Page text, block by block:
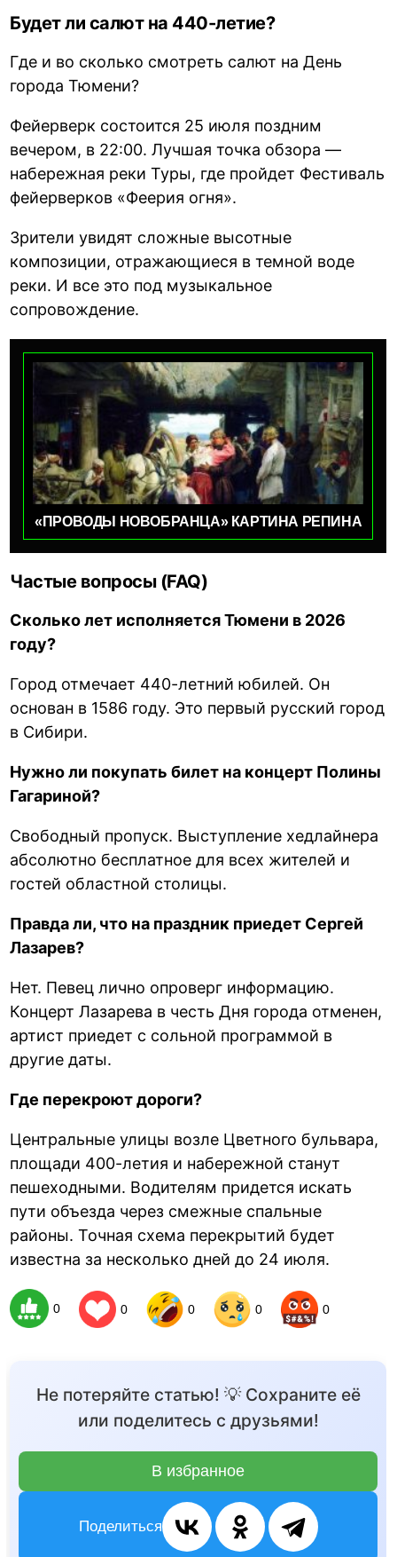
Будет ли салют на 440-летие?
Где и во сколько смотреть салют на День
города Тюмени?
Фейерверк состоится 25 июля поздним
вечером, в 22:00. Лучшая точка обзора —
набережная реки Туры, где пройдет Фестиваль
фейерверков «Феерия огня».
Зрители увидят сложные высотные
композиции, отражающиеся в темной воде
реки. И все это под музыкальное
сопровождение.
«ПРОВОДЫ НОВОБРАНЦА» КАРТИНА РЕПИНА
Частые вопросы (FAQ)
Сколько лет исполняется Тюмени в 2026
году?
Город отмечает 440-летний юбилей. Он
основан в 1586 году. Это первый русский город
в Сибири.
Нужно ли покупать билет на концерт Полины
Гагариной?
Свободный пропуск. Выступление хедлайнера
абсолютно бесплатное для всех жителей и
гостей областной столицы.
Правда ли, что на праздник приедет Сергей
Лазарев?
Нет. Певец лично опроверг информацию.
Концерт Лазарева в честь Дня города отменен,
артист приедет с сольной программой в
другие даты.
Где перекроют дороги?
Центральные улицы возле Цветного бульвара,
площади 400-летия и набережной станут
пешеходными. Водителям придется искать
пути объезда через смежные спальные
районы. Точная схема перекрытий будет
известна за несколько дней до 24 июля.
0 0 0 0 0
Не потеряйте статью! 💡 Сохраните её
или поделитесь с друзьями!
В избранное
Поделиться